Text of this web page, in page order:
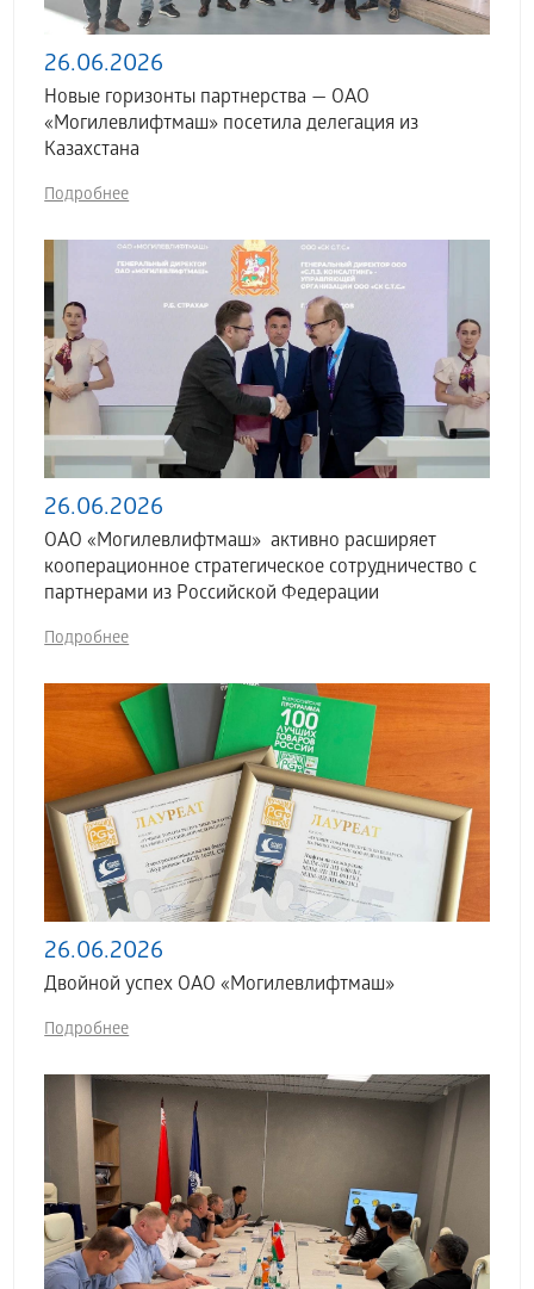
26.06.2026
Новые горизонты партнерства — ОАО
«Могилевлифтмаш» посетила делегация из
Казахстана
Подробнее
26.06.2026
ОАО «Могилевлифтмаш» активно расширяет
кооперационное стратегическое сотрудничество с
партнерами из Российской Федерации
Подробнее
26.06.2026
Двойной успех ОАО «Могилевлифтмаш»
Подробнее